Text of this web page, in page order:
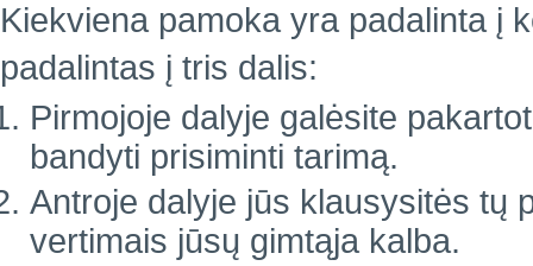
Kiekviena pamoka yra padalinta į
padalintas į tris dalis:
Pirmojoje dalyje galėsite
bandyti prisiminti tarimą.
Antroje dalyje jūs klausysitės tų
vertimais jūsų gimtąja kalba.